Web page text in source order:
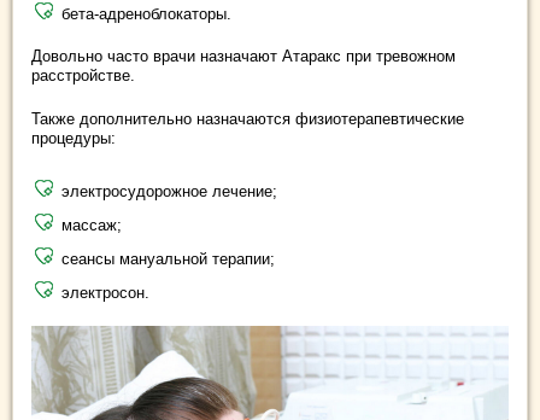
бета-адреноблокаторы.
Довольно часто врачи назначают Атаракс при тревожном
расстройстве.
Также дополнительно назначаются физиотерапевтические
процедуры:
электросудорожное лечение;
массаж;
сеансы мануальной терапии;
электросон.